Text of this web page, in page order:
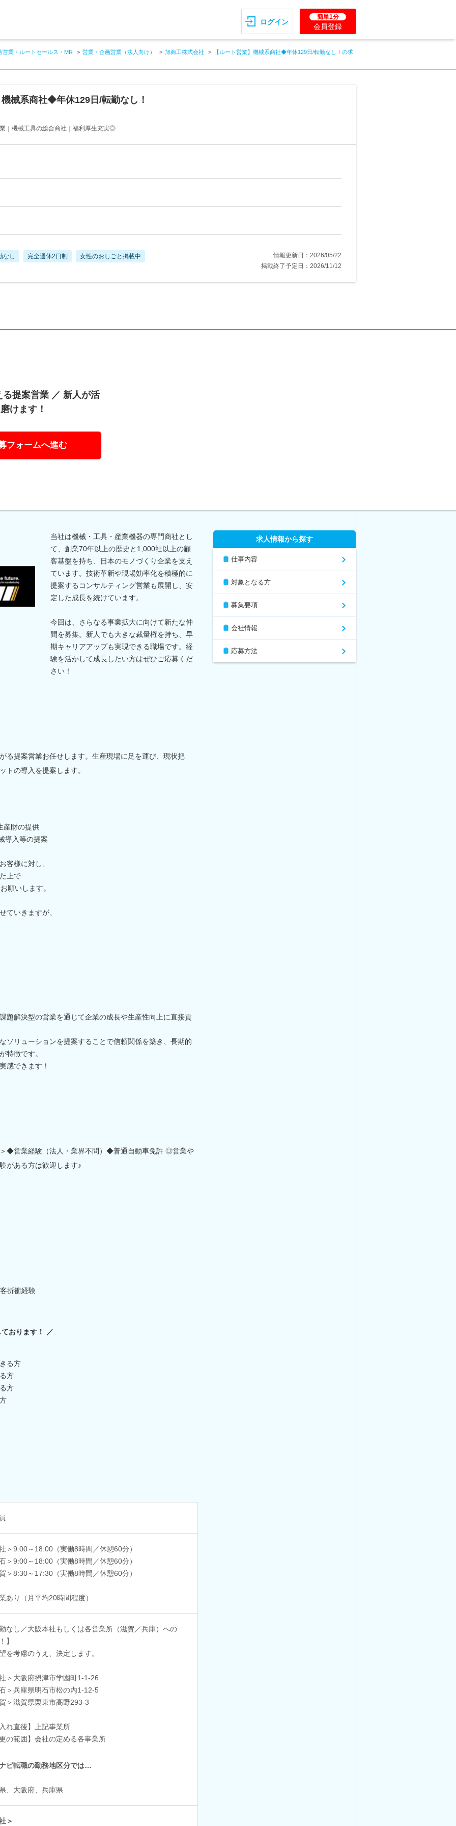
ログイン
簡単1分
会員登録
営業・ルートセールス・MR 営業・企画営業（法人向け） 旭商工株式会社 【ルート営業】機械系商社◆年休129日/転勤なし！の求
械系商社◆年休129日/転勤なし！
｜機械工具の総合商社｜福利厚生充実◎
なし 完全週休2日制 女性のおしごと掲載中
情報更新日：2026/05/22
掲載終了予定日：2026/11/12
提案営業 ／ 新人が活
けます！
フォームへ進む
当社は機械・工具・産業機器の専門商社とし
て、創業70年以上の歴史と1,000社以上の顧
客基盤を持ち、日本のモノづくり企業を支え
ています。技術革新や現場効率化を積極的に
提案するコンサルティング営業も展開し、安
定した成長を続けています。
今回は、さらなる事業拡大に向けて新たな仲
間を募集。新人でも大きな裁量権を持ち、早
期キャリアアップも実現できる職場です。経
験を活かして成長したい方はぜひご応募くだ
さい！
る提案営業お任せします。生産現場に足を運び、現状把
トの導入を提案します。
産財の提供
導入等の提案
客様に対し、
上で
願いします。
ていきますが、
題解決型の営業を通じて企業の成長や生産性向上に直接貢
ソリューションを提案することで信頼関係を築き、長期的
特徴です。
感できます！
◆営業経験（法人・業界不問）◆普通自動車免許 ◎営業や
がある方は歓迎します♪
折衝経験
おります！ ／
る方
方
方
＞9:00～18:00（実働8時間／休憩60分）
＞9:00～18:00（実働8時間／休憩60分）
＞8:30～17:30（実働8時間／休憩60分）
あり（月平均20時間程度）
なし／大阪本社もしくは各営業所（滋賀／兵庫）への
】
を考慮のうえ、決定します。
＞大阪府摂津市学園町1-1-26
＞兵庫県明石市松の内1-12-5
＞滋賀県栗東市高野293-3
れ直後】上記事業所
の範囲】会社の定める各事業所
ビ転職の勤務地区分では…
、大阪府、兵庫県
＞
求人情報から探す
仕事内容
対象となる方
募集要項
会社情報
応募方法